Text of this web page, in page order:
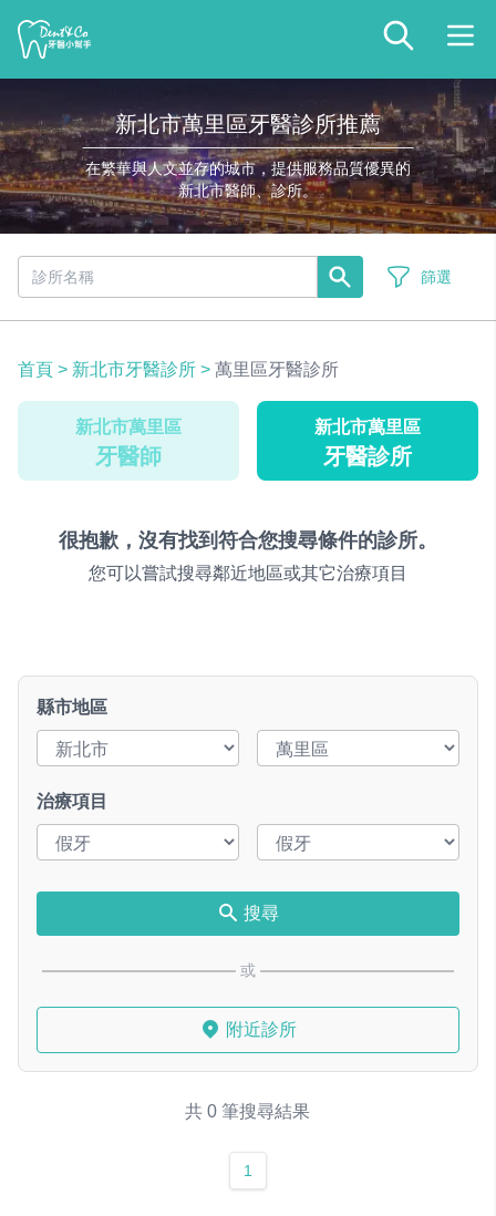
新北市萬里區牙醫診所推薦
在繁華與人文並存的城市，提供服務品質優異的
新北市醫師、診所。
篩選
首頁 > 新北市牙醫診所 > 萬里區牙醫診所
新北市萬里區
牙醫師
新北市萬里區
牙醫診所
很抱歉，沒有找到符合您搜尋條件的診所。
您可以嘗試搜尋鄰近地區或其它治療項目
縣市地區
治療項目
搜尋
或
附近診所
共 0 筆搜尋結果
1